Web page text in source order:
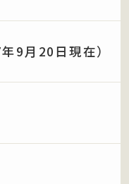
9月20日現在）